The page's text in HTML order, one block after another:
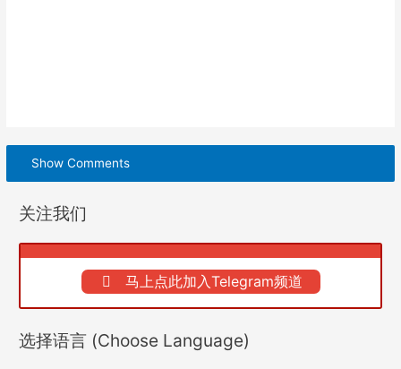
Show Comments
关注我们
马上点此加入Telegram频道
选择语言 (Choose Language)